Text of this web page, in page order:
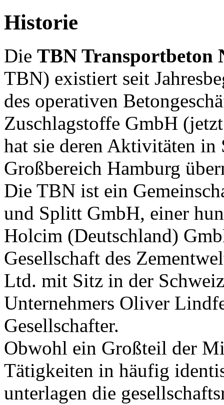
Historie
Die TBN Transportbeton
TBN) existiert seit
des operativen
Zuschlagstoffe GmbH
hat sie deren Aktivitäten
Großbereich Hamburg
Die TBN ist ein
und Splitt GmbH, einer
Holcim (Deutschland)
Gesellschaft des
Ltd. mit Sitz in der
Unternehmers Oliver
Gesellschafter.
Obwohl ein Großteil der
Tätigkeiten in häufig
unterlagen die